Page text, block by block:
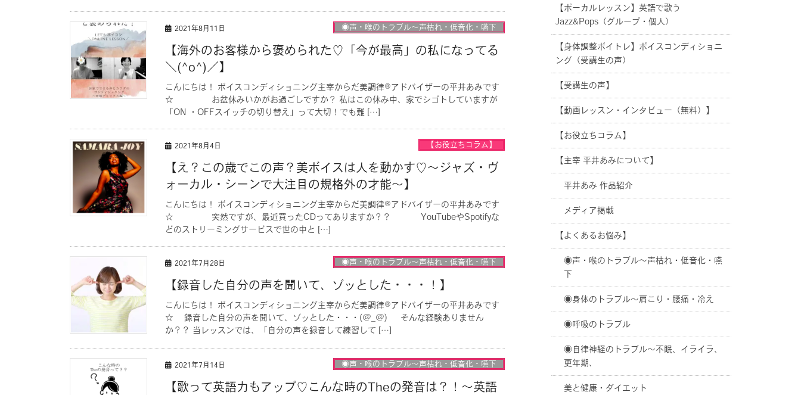
2021年8月11日 ◉声・喉のトラブル〜声枯れ・低音化・嚥下
【海外のお客様から褒められた♡「今が最高」の私になってる
＼(^o^)／】
こんにちは！ ボイスコンディショニング主宰からだ美調律®︎アドバイザーの平井あみです
☆ お盆休みいかがお過ごしですか？ 私はこの休み中、家でシゴトしていますが
「ON ・OFFスイッチの切り替え」って大切！でも難 […]
2021年8月4日 【お役立ちコラム】
【え？この歳でこの声？美ボイスは人を動かす♡〜ジャズ・ヴ
ォーカル・シーンで大注目の規格外の才能〜】
こんにちは！ ボイスコンディショニング主宰からだ美調律®︎アドバイザーの平井あみです
☆ 突然ですが、最近買ったCDってありますか？？ YouTubeやSpotifyな
どのストリーミングサービスで世の中と […]
2021年7月28日 ◉声・喉のトラブル〜声枯れ・低音化・嚥下
【録音した自分の声を聞いて、ゾッとした・・・！】
こんにちは！ ボイスコンディショニング主宰からだ美調律®︎アドバイザーの平井あみです
☆ 録音した自分の声を聞いて、ゾッとした・・・(@_@) そんな経験ありません
か？？ 当レッスンでは、「自分の声を録音して練習して […]
2021年7月14日 ◉声・喉のトラブル〜声枯れ・低音化・嚥下
【歌って英語力もアップ♡こんな時のTheの発音は？！〜英語
【ボーカルレッスン】英語で歌う
Jazz&Pops（グループ・個人）
【身体調整ボイトレ】ボイスコンディショニ
ング（受講生の声）
【受講生の声】
【動画レッスン・インタビュー（無料）】
【お役立ちコラム】
【主宰 平井あみについて】
平井あみ 作品紹介
メディア掲載
【よくあるお悩み】
◉声・喉のトラブル〜声枯れ・低音化・嚥
下
◉身体のトラブル〜肩こり・腰痛・冷え
◉呼吸のトラブル
◉自律神経のトラブル〜不眠、イライラ、
更年期、
美と健康・ダイエット